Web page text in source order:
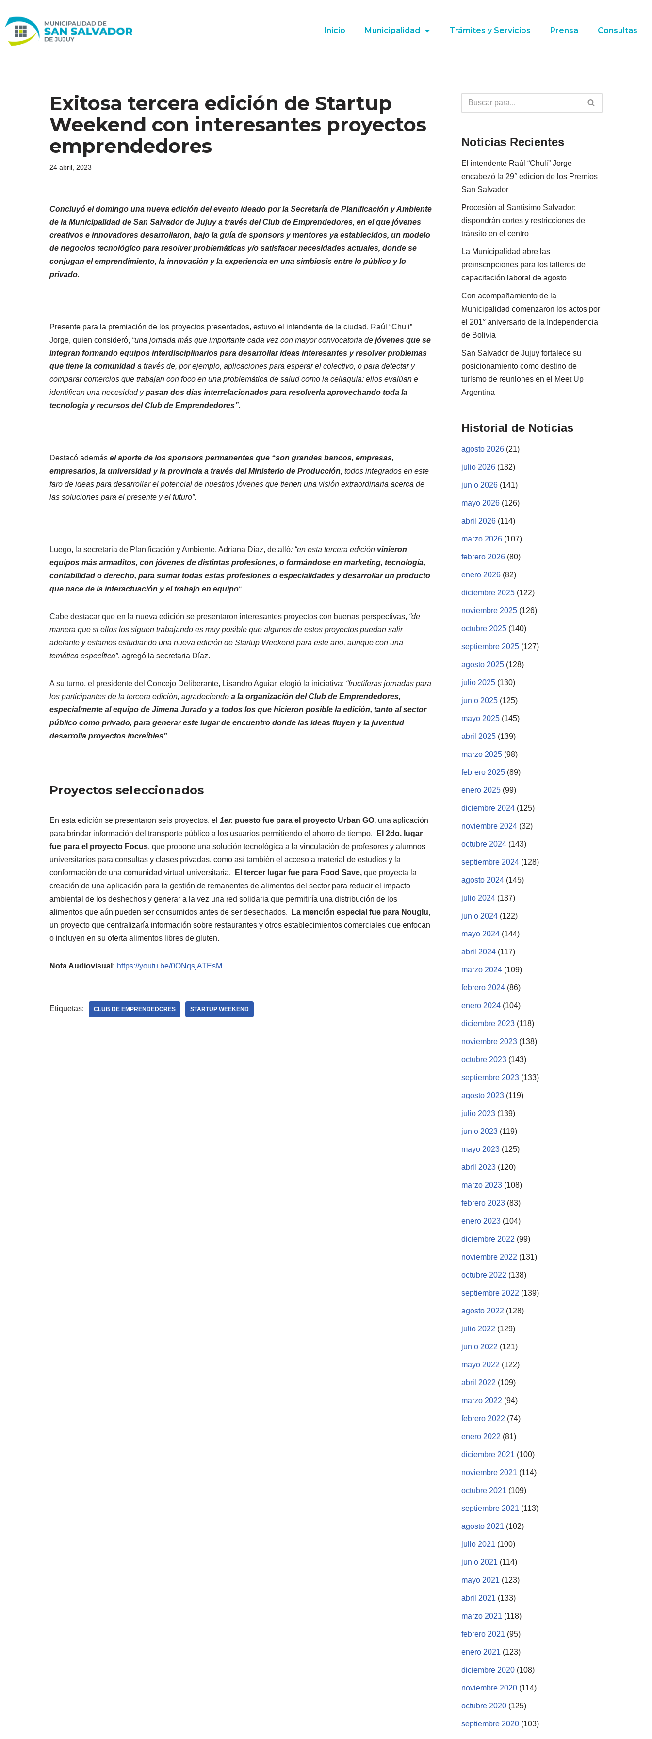
Ir
al
Inicio Municipalidad Trámites y Servicios Prensa Consultas
Exitosa tercera edición de Startup
Weekend con interesantes proyectos
emprendedores
24 abril, 2023
Concluyó el domingo una nueva edición del evento ideado por la Secretaría de Planificación y Ambiente
de la Municipalidad de San Salvador de Jujuy a través del Club de Emprendedores, en el que jóvenes
creativos e innovadores desarrollaron, bajo la guía de sponsors y mentores ya establecidos, un modelo
de negocios tecnológico para resolver problemáticas y/o satisfacer necesidades actuales, donde se
conjugan el emprendimiento, la innovación y la experiencia en una simbiosis entre lo público y lo
privado.
Presente para la premiación de los proyectos presentados, estuvo el intendente de la ciudad, Raúl “Chuli”
Jorge, quien consideró, “una jornada más que importante cada vez con mayor convocatoria de jóvenes que se
integran formando equipos interdisciplinarios para desarrollar ideas interesantes y resolver problemas
que tiene la comunidad a través de, por ejemplo, aplicaciones para esperar el colectivo, o para detectar y
comparar comercios que trabajan con foco en una problemática de salud como la celiaquía: ellos evalúan e
identifican una necesidad ypasan dos días interrelacionados para resolverla aprovechando toda la
tecnología y recursos del Club de Emprendedores”.
Destacó además el aporte de los sponsors permanentes que “son grandes bancos, empresas,
empresarios, la universidad y la provincia a través del Ministerio de Producción, todos integrados en este
faro de ideas para desarrollar el potencial de nuestros jóvenes que tienen una visión extraordinaria acerca de
las soluciones para el presente y el futuro”.
Luego, la secretaria de Planificación y Ambiente, Adriana Díaz, detalló: “en esta tercera edición vinieron
equipos más armaditos, con jóvenes de distintas profesiones, o formándose en marketing, tecnología,
contabilidad o derecho, para sumar todas estas profesiones o especialidades y desarrollar un producto
que nace de la interactuación y el trabajo en equipo“.
Cabe destacar que en la nueva edición se presentaron interesantes proyectos con buenas perspectivas, “de
manera que si ellos los siguen trabajando es muy posible que algunos de estos proyectos puedan salir
adelante y estamos estudiando una nueva edición de Startup Weekend para este año, aunque con una
temática específica”, agregó la secretaria Díaz.
A su turno, el presidente del Concejo Deliberante, Lisandro Aguiar, elogió la iniciativa: “fructíferas jornadas para
los participantes de la tercera edición; agradeciendo a la organización del Club de Emprendedores,
especialmente al equipo de Jimena Jurado y a todos los que hicieron posible la edición, tanto al sector
público como privado, para generar este lugar de encuentro donde las ideas fluyen y la juventud
desarrolla proyectos increíbles”.
Proyectos seleccionados
En esta edición se presentaron seis proyectos. el 1er. puesto fue para el proyecto Urban GO, una aplicación
para brindar información del transporte público a los usuarios permitiendo el ahorro de tiempo.
El 2do. lugar
fue para el proyecto Focus, que propone una solución tecnológica a la vinculación de profesores y alumnos
universitarios para consultas y clases privadas, como así también el acceso a material de estudios y la
conformación de una comunidad virtual universitaria.
El tercer lugar fue para Food Save, que proyecta la
creación de una aplicación para la gestión de remanentes de alimentos del sector para reducir el impacto
ambiental de los deshechos y generar a la vez una red solidaria que permitiría una distribución de los
alimentos que aún pueden ser consumidos antes de ser desechados.
La mención especial fue para Nouglu,
un proyecto que centralizaría información sobre restaurantes y otros establecimientos comerciales que enfocan
o incluyen en su oferta alimentos libres de gluten.
Nota Audiovisual: https://youtu.be/0ONqsjATEsM
Etiquetas: CLUB DE EMPRENDEDORES STARTUP WEEKEND
Noticias Recientes
El intendente Raúl “Chuli” Jorge
encabezó la 29° edición de los Premios
San Salvador
Procesión al Santísimo Salvador:
dispondrán cortes y restricciones de
tránsito en el centro
La Municipalidad abre las
preinscripciones para los talleres de
capacitación laboral de agosto
Con acompañamiento de la
Municipalidad comenzaron los actos por
el 201° aniversario de la Independencia
de Bolivia
San Salvador de Jujuy fortalece su
posicionamiento como destino de
turismo de reuniones en el Meet Up
Argentina
Historial de Noticias
agosto 2026 (21)
julio 2026 (132)
junio 2026 (141)
mayo 2026 (126)
abril 2026 (114)
marzo 2026 (107)
febrero 2026 (80)
enero 2026 (82)
diciembre 2025 (122)
noviembre 2025 (126)
octubre 2025 (140)
septiembre 2025 (127)
agosto 2025 (128)
julio 2025 (130)
junio 2025 (125)
mayo 2025 (145)
abril 2025 (139)
marzo 2025 (98)
febrero 2025 (89)
enero 2025 (99)
diciembre 2024 (125)
noviembre 2024 (32)
octubre 2024 (143)
septiembre 2024 (128)
agosto 2024 (145)
julio 2024 (137)
junio 2024 (122)
mayo 2024 (144)
abril 2024 (117)
marzo 2024 (109)
febrero 2024 (86)
enero 2024 (104)
diciembre 2023 (118)
noviembre 2023 (138)
octubre 2023 (143)
septiembre 2023 (133)
agosto 2023 (119)
julio 2023 (139)
junio 2023 (119)
mayo 2023 (125)
abril 2023 (120)
marzo 2023 (108)
febrero 2023 (83)
enero 2023 (104)
diciembre 2022 (99)
noviembre 2022 (131)
octubre 2022 (138)
septiembre 2022 (139)
agosto 2022 (128)
julio 2022 (129)
junio 2022 (121)
mayo 2022 (122)
abril 2022 (109)
marzo 2022 (94)
febrero 2022 (74)
enero 2022 (81)
diciembre 2021 (100)
noviembre 2021 (114)
octubre 2021 (109)
septiembre 2021 (113)
agosto 2021 (102)
julio 2021 (100)
junio 2021 (114)
mayo 2021 (123)
abril 2021 (133)
marzo 2021 (118)
febrero 2021 (95)
enero 2021 (123)
diciembre 2020 (108)
noviembre 2020 (114)
octubre 2020 (125)
septiembre 2020 (103)